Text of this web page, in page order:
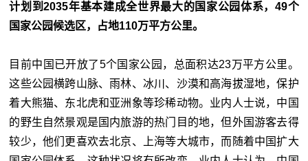
计划到2035年基本建成全世界最大的国家公园体系，49个
国家公园候选区，占地110万平方公里。
目前中国已开放了5个国家公园，总面积达23万平方公里。
这些公园横跨山脉、雨林、冰川、沙漠和高海拔湿地，保护
着大熊猫、东北虎和亚洲象等珍稀动物。业内人士说，中国
的野生自然景观是国内旅游的热门目的地，但外国游客去得
较少，他们更喜欢去北京、上海等大城市，而随着中国扩大